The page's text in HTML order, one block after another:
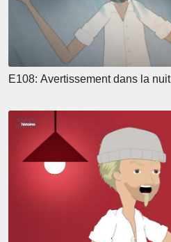
E108: Avertissement dans la nuit